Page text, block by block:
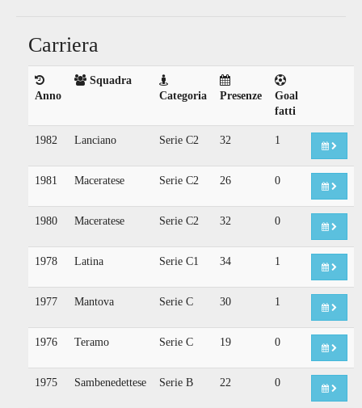
Carriera
Anno
Squadra
Categoria
Presenze
Goal
fatti
1982 Lanciano Serie C2 32 1
1981 Maceratese Serie C2 26 0
1980 Maceratese Serie C2 32 0
1978 Latina Serie C1 34 1
1977 Mantova Serie C 30 1
1976 Teramo Serie C 19 0
1975 Sambenedettese Serie B 22 0